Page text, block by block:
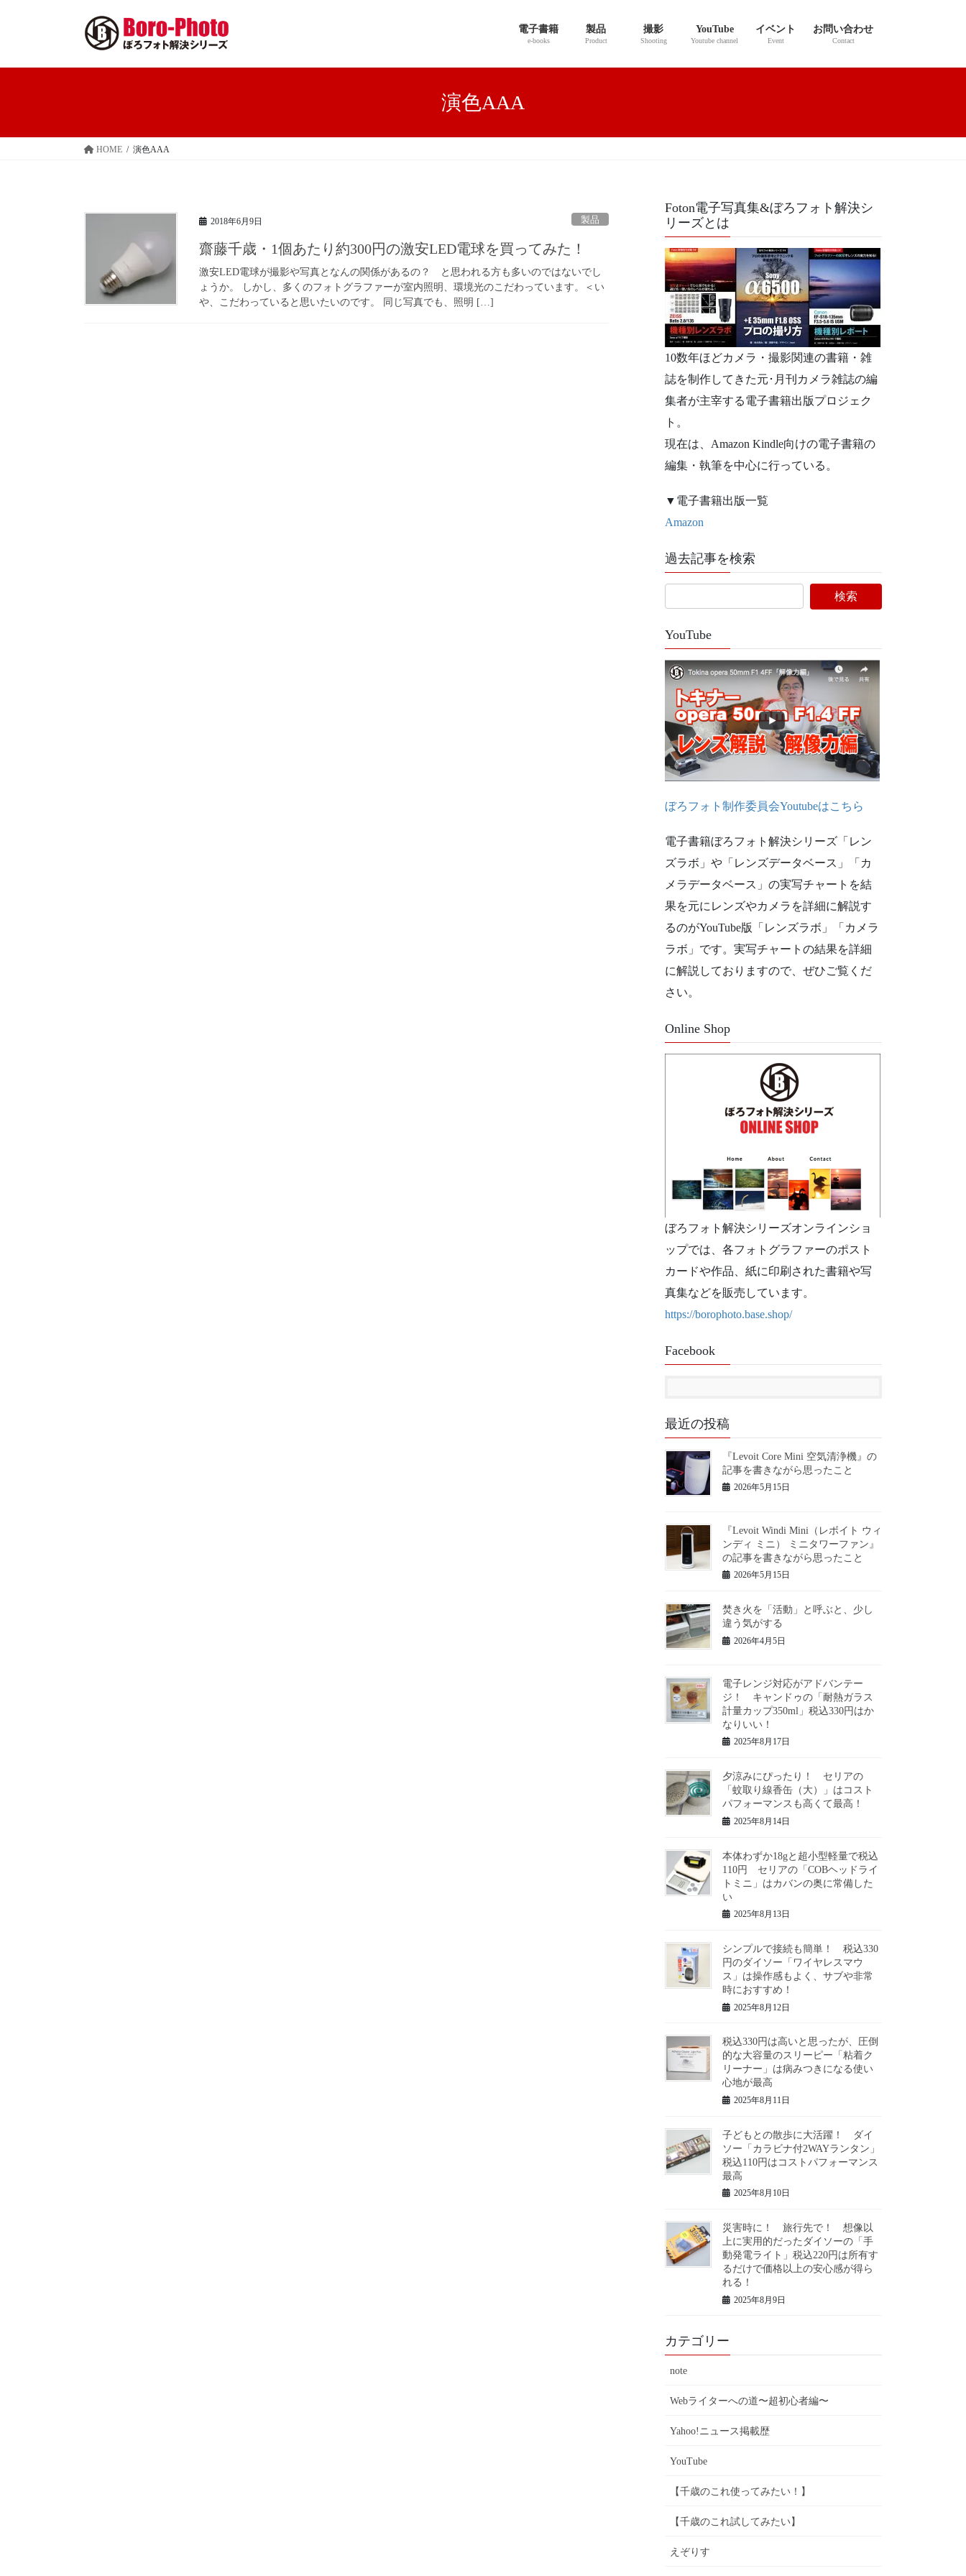
電子書籍
e-books
製品
Product
撮影
Shooting
YouTube
Youtube channel
イベント
Event
お問い合わせ
Contact
演色AAA
HOME 演色AAA
2018年6月9日 製品
齋藤千歳・1個あたり約300円の激安LED電球を買ってみた！
激安LED電球が撮影や写真となんの関係があるの？ と思われる方も多いのではないでし
ょうか。 しかし、多くのフォトグラファーが室内照明、環境光のこだわっています。＜い
や、こだわっていると思いたいのです。 同じ写真でも、照明 […]
Foton電子写真集&ぼろフォト解決シ
リーズとは
10数年ほどカメラ・撮影関連の書籍・雑
誌を制作してきた元･月刊カメラ雑誌の編
集者が主宰する電子書籍出版プロジェク
ト。
現在は、Amazon Kindle向けの電子書籍の
編集・執筆を中心に行っている。
▼電子書籍出版一覧
Amazon
過去記事を検索
YouTube
ぼろフォト制作委員会Youtubeはこちら
電子書籍ぼろフォト解決シリーズ「レン
ズラボ」や「レンズデータベース」「カ
メラデータベース」の実写チャートを結
果を元にレンズやカメラを詳細に解説す
るのがYouTube版「レンズラボ」「カメラ
ラボ」です。実写チャートの結果を詳細
に解説しておりますので、ぜひご覧くだ
さい。
Online Shop
ぼろフォト解決シリーズオンラインショ
ップでは、各フォトグラファーのポスト
カードや作品、紙に印刷された書籍や写
真集などを販売しています。
https://borophoto.base.shop/
Facebook
最近の投稿
『Levoit Core Mini 空気清浄機』の
記事を書きながら思ったこと
2026年5月15日
『Levoit Windi Mini（レボイト ウィ
ンディ ミニ） ミニタワーファン』
の記事を書きながら思ったこと
2026年5月15日
焚き火を「活動」と呼ぶと、少し
違う気がする
2026年4月5日
電子レンジ対応がアドバンテー
ジ！ キャンドゥの「耐熱ガラス
計量カップ350ml」税込330円はか
なりいい！
2025年8月17日
夕涼みにぴったり！ セリアの
「蚊取り線香缶（大）」はコスト
パフォーマンスも高くて最高！
2025年8月14日
本体わずか18gと超小型軽量で税込
110円 セリアの「COBヘッドライ
トミニ」はカバンの奥に常備した
い
2025年8月13日
シンプルで接続も簡単！ 税込330
円のダイソー「ワイヤレスマウ
ス」は操作感もよく、サブや非常
時におすすめ！
2025年8月12日
税込330円は高いと思ったが、圧倒
的な大容量のスリーピー「粘着ク
リーナー」は病みつきになる使い
心地が最高
2025年8月11日
子どもとの散歩に大活躍！ ダイ
ソー「カラビナ付2WAYランタン」
税込110円はコストパフォーマンス
最高
2025年8月10日
災害時に！ 旅行先で！ 想像以
上に実用的だったダイソーの「手
動発電ライト」税込220円は所有す
るだけで価格以上の安心感が得ら
れる！
2025年8月9日
カテゴリー
note
Webライターへの道〜超初心者編〜
Yahoo!ニュース掲載歴
YouTube
【千歳のこれ使ってみたい！】
【千歳のこれ試してみたい】
えぞりす